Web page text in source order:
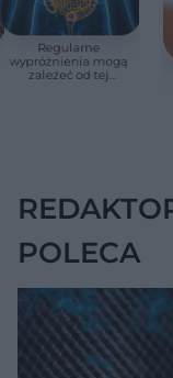
Regularne
wypróżnienia mogą
zależeć od tej
POLECA